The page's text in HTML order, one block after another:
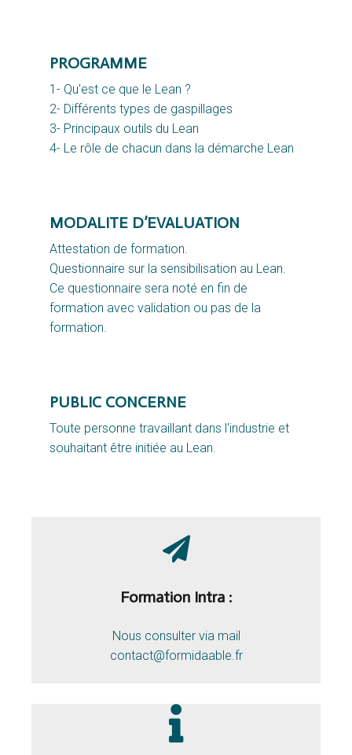
PROGRAMME
1- Qu'est ce que le Lean ?
2- Différents types de gaspillages
3- Principaux outils du Lean
4- Le rôle de chacun dans la démarche Lean
MODALITE D’EVALUATION
Attestation de formation.
Questionnaire sur la sensibilisation au Lean.
Ce questionnaire sera noté en fin de
formation avec validation ou pas de la
formation.
PUBLIC CONCERNE
Toute personne travaillant dans l'industrie et
souhaitant être initiée au Lean.
Formation Intra :
Nous consulter via mail
contact@formidaable.fr